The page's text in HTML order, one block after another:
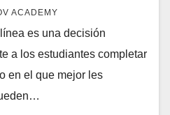
ACADEMY
es una decisión
a los estudiantes completar
en el que mejor les